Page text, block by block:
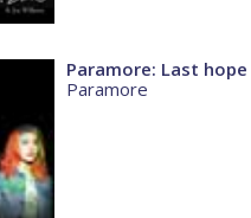
Paramore: Last hope
Paramore